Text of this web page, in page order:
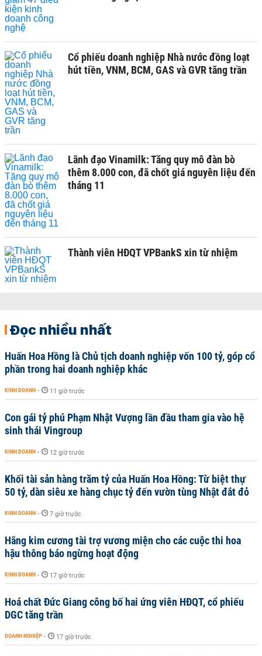
Cổ phiếu doanh nghiệp Nhà nước đồng loạt
hút tiền, VNM, BCM, GAS và GVR tăng trần
Lãnh đạo Vinamilk: Tăng quy mô đàn bò
thêm 8.000 con, đã chốt giá nguyên liệu đến
tháng 11
Thành viên HĐQT VPBankS xin từ nhiệm
Đọc nhiều nhất
Huấn Hoa Hồng là Chủ tịch doanh nghiệp vốn 100 tỷ, góp cổ
phần trong hai doanh nghiệp khác
KINH DOANH - 11 giờ trước
Con gái tỷ phú Phạm Nhật Vượng lần đầu tham gia vào hệ
sinh thái Vingroup
KINH DOANH - 12 giờ trước
Khối tài sản hàng trăm tỷ của Huấn Hoa Hồng: Từ biệt thự
50 tỷ, dàn siêu xe hàng chục tỷ đến vườn tùng Nhật đắt đỏ
KINH DOANH - 7 giờ trước
Hãng kim cương tài trợ vương miện cho các cuộc thi hoa
hậu thông báo ngừng hoạt động
KINH DOANH - 17 giờ trước
Hoá chất Đức Giang công bố hai ứng viên HĐQT, cổ phiếu
DGC tăng trần
DOANH NGHIỆP - 17 giờ trước